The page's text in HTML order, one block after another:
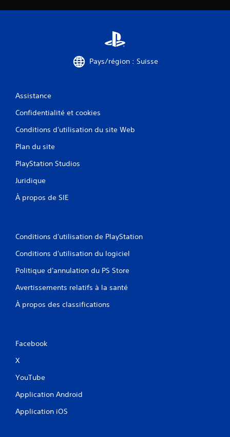
Pays/région : Suisse
Assistance
Confidentialité et cookies
Conditions d'utilisation du site Web
Plan du site
PlayStation Studios
Juridique
À propos de SIE
Conditions d'utilisation de PlayStation
Conditions d'utilisation du logiciel
Politique d'annulation du PS Store
Avertissements relatifs à la santé
À propos des classifications
Facebook
X
YouTube
Application Android
Application iOS